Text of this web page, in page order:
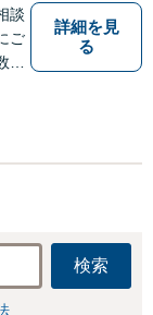
決したいのか
確に読み取り
。【東京都在
外の方も対
談
ご
詳細を見
る
検索